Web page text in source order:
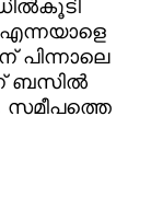
പിന്നാലെ
ബസില്‍
സമീപത്തെ